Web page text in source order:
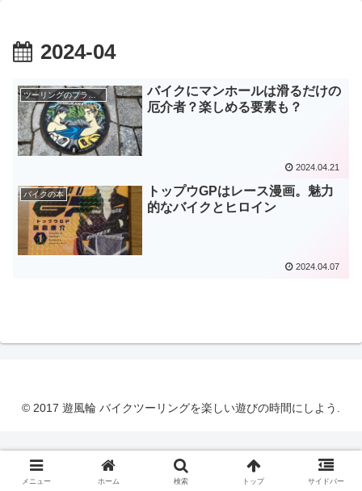
2024-04
ツーリングのプラン作成
バイクにマンホールは滑るだけの
厄介者？楽しめる要素も？
2024.04.21
バイクの本
トップウGPはレース漫画。魅力
的なバイクとヒロイン
2024.04.07
© 2017 遊風輪 バイクツーリングを楽しい遊びの時間にしよう.
メニュー ホーム 検索 トップ サイドバー